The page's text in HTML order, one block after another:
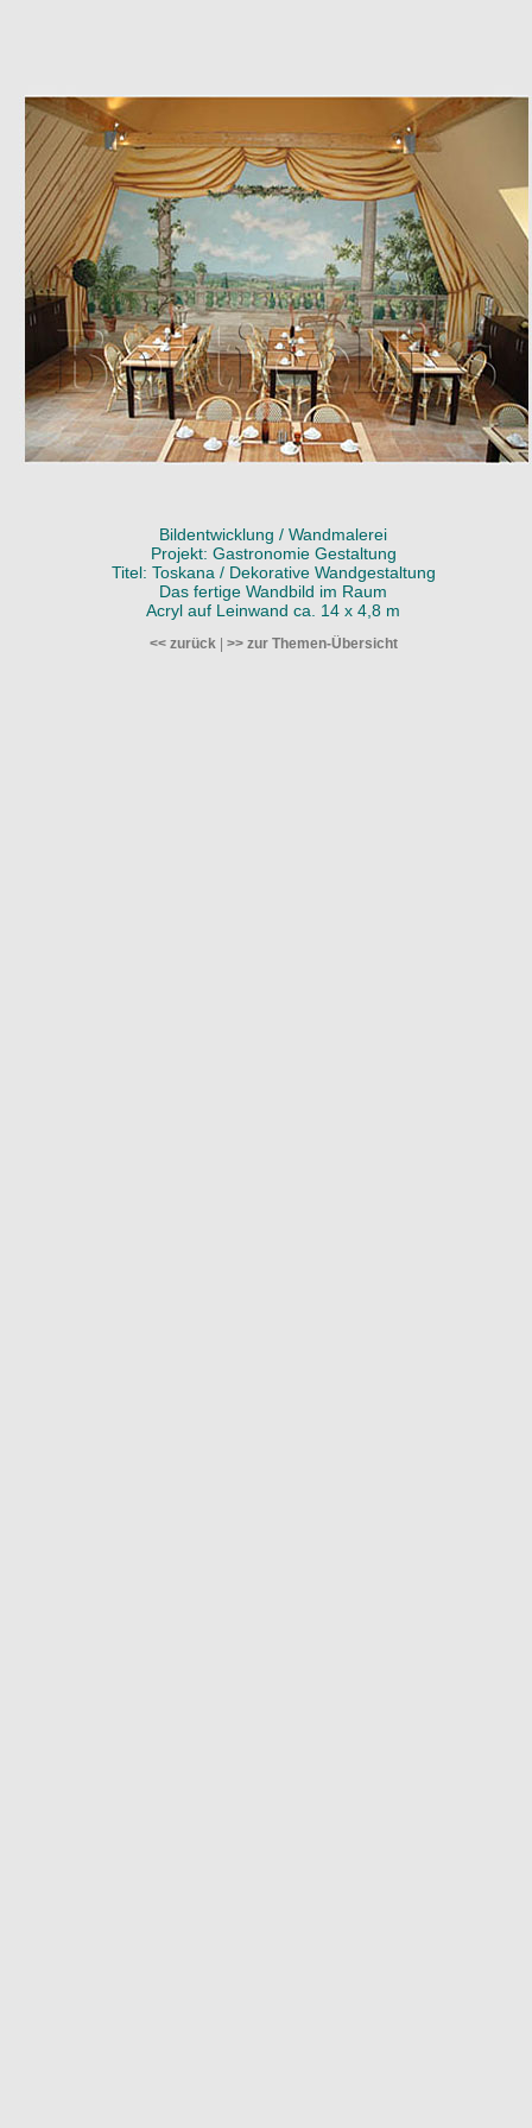
Bildentwicklung / Wandmalerei
Projekt: Gastronomie Gestaltung
Titel: Toskana / Dekorative Wandgestaltung
Das fertige Wandbild im Raum
Acryl auf Leinwand ca. 14 x 4,8 m
<< zurück | >> zur Themen-Übersicht